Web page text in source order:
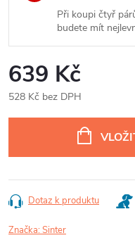
Při koupi čtyř
budete mít
639 Kč
528 Kč bez DPH
Dotaz k produktu
Značka:Sinter